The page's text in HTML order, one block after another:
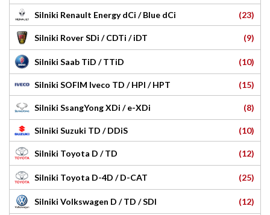
Silniki Renault Energy dCi / Blue dCi (23)
Silniki Rover SDi / CDTi / iDT (9)
Silniki Saab TiD / TTiD (10)
Silniki SOFIM Iveco TD / HPI / HPT (15)
Silniki SsangYong XDi / e-XDi (8)
Silniki Suzuki TD / DDiS (10)
Silniki Toyota D / TD (12)
Silniki Toyota D-4D / D-CAT (25)
Silniki Volkswagen D / TD / SDI (12)